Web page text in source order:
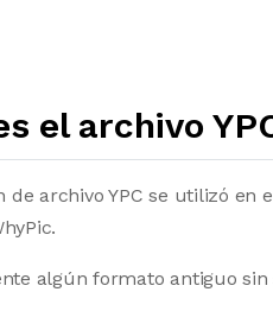
el archivo
de archivo YPC se utilizó
algún formato antiguo